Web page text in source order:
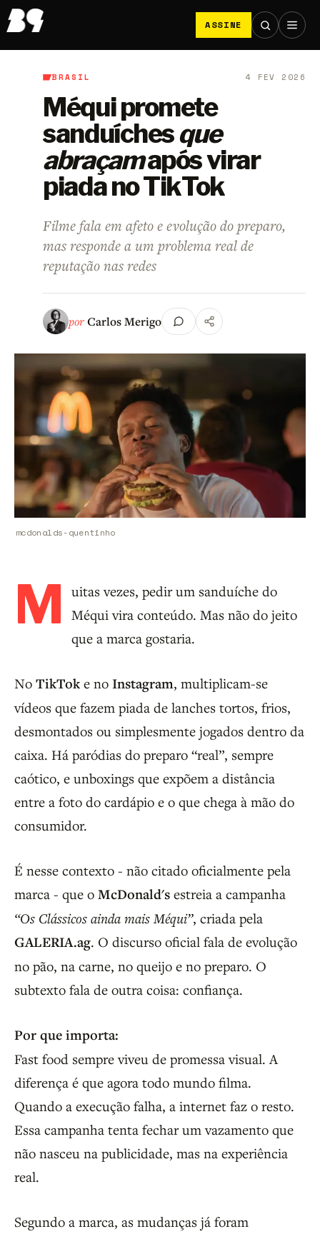
ASSINE
B9/Brasil
BRASIL 4 FEV 2026
Méqui promete
sanduíchesque
abraçamapós virar
piada no TikTok
Filme fala em afeto e evolução do preparo,
mas responde a um problema real de
reputação nas redes
porCarlos Merigo
mcdonalds-quentinho
M uitas vezes, pedir um sanduíche do
Méqui vira conteúdo. Mas não do jeito
que a marca gostaria.
No TikTok e no Instagram, multiplicam-se
vídeos que fazem piada de lanches tortos, frios,
desmontados ou simplesmente jogados dentro da
caixa. Há paródias do preparo “real”, sempre
caótico, e unboxings que expõem a distância
entre a foto do cardápio e o que chega à mão do
consumidor.
É nesse contexto - não citado oficialmente pela
marca - que o McDonald's estreia a campanha
“Os Clássicos ainda mais Méqui”, criada pela
GALERIA.ag. O discurso oficial fala de evolução
no pão, na carne, no queijo e no preparo. O
subtexto fala de outra coisa: confiança.
Por que importa:
Fast food sempre viveu de promessa visual. A
diferença é que agora todo mundo filma.
Quando a execução falha, a internet faz o resto.
Essa campanha tenta fechar um vazamento que
não nasceu na publicidade, mas na experiência
real.
Segundo a marca, as mudanças já foram